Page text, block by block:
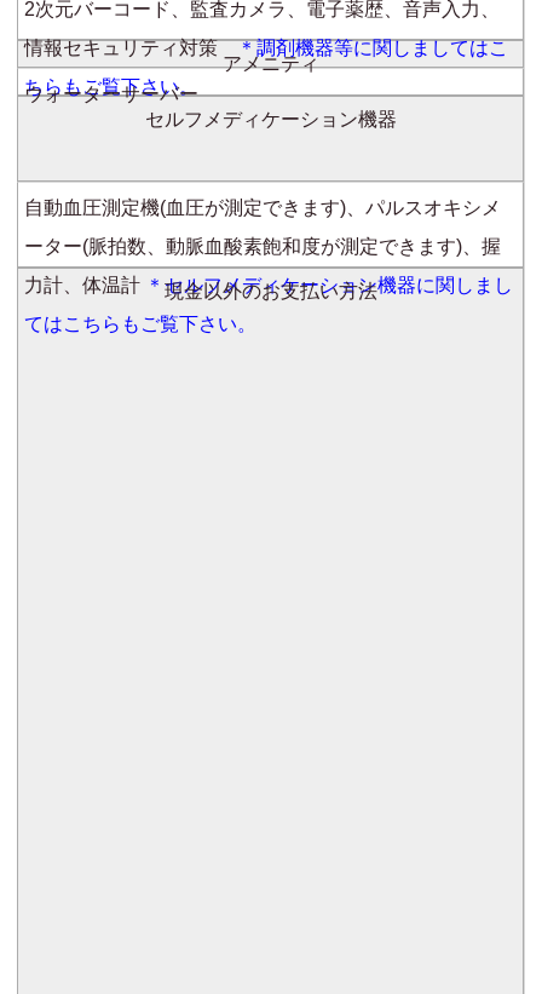
2次元バーコード、監査カメラ、電子薬歴、音声入力、
情報セキュリティ対策
＊調剤機器等に関しましてはこ
ちらもご覧下さい。
アメニティ
ウォーターサーバー
セルフメディケーション機器
自動血圧測定機(血圧が測定できます)、パルスオキシメ
ーター(脈拍数、動脈血酸素飽和度が測定できます)、握
力計、体温計 ＊セルフメディケーション機器に関しまし
てはこちらもご覧下さい。
現金以外のお支払い方法